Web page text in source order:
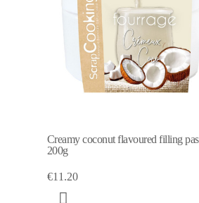
Creamy coconut flavoured filling
200g
€11.20